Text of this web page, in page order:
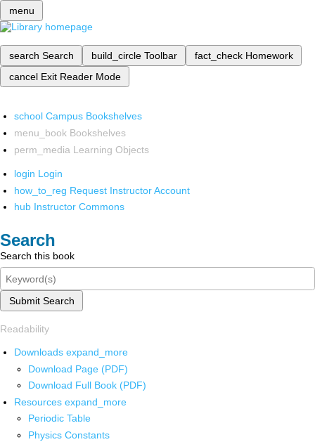
menu
search Search build_circle Toolbar fact_check Homework
cancel Exit Reader Mode
school Campus Bookshelves
menu_book Bookshelves
perm_media Learning Objects
login Login
how_to_reg Request Instructor Account
hub Instructor Commons
Search
Search this book
Submit Search
Readability
Downloads expand_more
Download Page (PDF)
Download Full Book (PDF)
Resources expand_more
Periodic Table
Physics Constants